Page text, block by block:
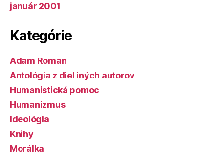
január 2001
Kategórie
Adam Roman
Antológia z diel iných autorov
Humanistická pomoc
Humanizmus
Ideológia
Knihy
Morálka